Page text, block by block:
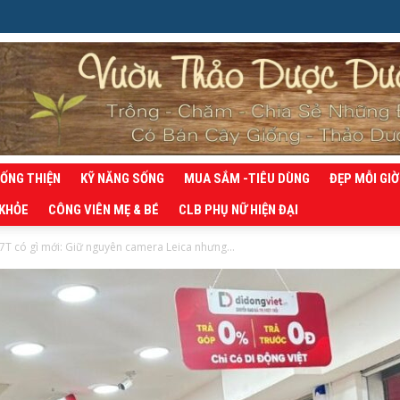
THIỆN KỸ NĂNG SỐNG MUA SẮM -TIÊU DÙNG
ĐẸP MỖI GIỜ
CÔNG VIÊN MẸ & BÉ CLB PHỤ NỮ HIỆN ĐẠI
có gì mới: Giữ nguyên camera Leica nhưng...